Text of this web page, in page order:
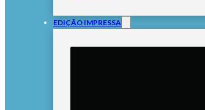
EDIÇÃO IMPRESSA